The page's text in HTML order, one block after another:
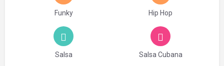
Funky Hip Hop
Salsa Salsa Cubana